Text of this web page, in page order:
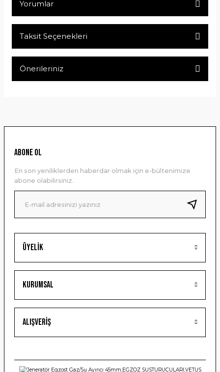
Yorumlar
Taksit Seçenekleri
Önerileriniz
Ürün resmi kalitesiz, bozuk veya görüntülenemiyor.
Ürün bilgilerinde hatalar bulunuyor.
Ürün fiyatı diğer sitelerden daha pahalı.
Bu ürüne benzer farklı alternatifler olmalı.
Gönder
Üyelik
Kurumsal
Alışveriş
ABONE OL
En son yeniliklerden haberdar olmak için e-bültenimize
abone olabilirsiniz.